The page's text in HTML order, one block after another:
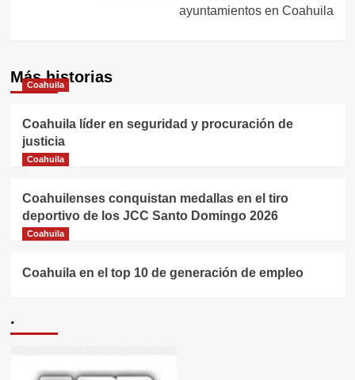
ayuntamientos en Coahuila
Más historias
Coahuila
Coahuila líder en seguridad y procuración de
justicia
Coahuila
Coahuilenses conquistan medallas en el tiro
deportivo de los JCC Santo Domingo 2026
Coahuila
Coahuila en el top 10 de generación de empleo
.